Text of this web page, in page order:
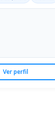
Ver perfil